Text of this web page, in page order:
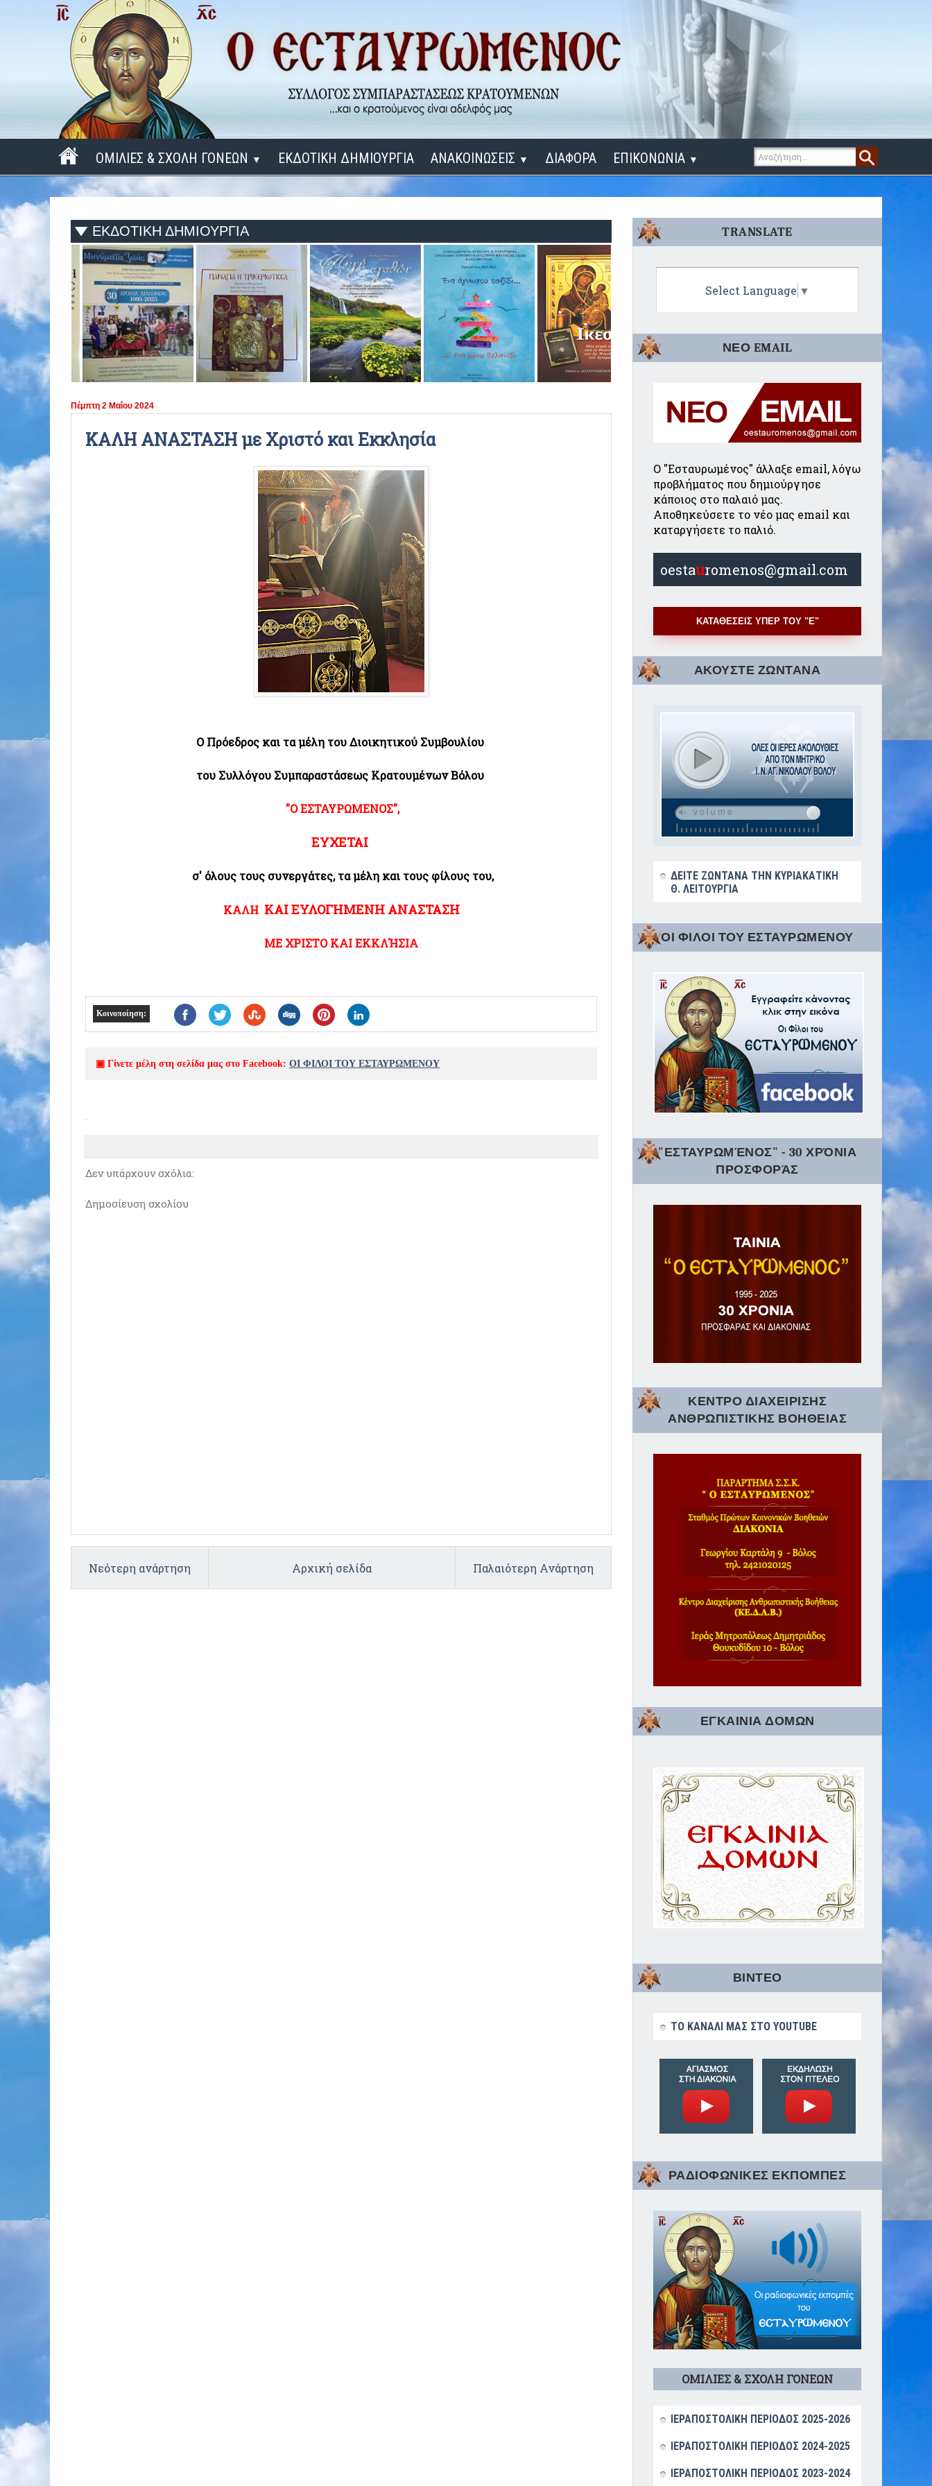
ΟΜΙΛΙΕΣ & ΣΧΟΛΗ ΓΟΝΕΩΝ ▼
ΠΕΡΙΟΔΟΣ 2025 - 2026
ΠΕΡΙΟΔΟΣ 2024 - 2025
ΠΕΡΙΟΔΟΣ 2023 - 2024
ΠΕΡΙΟΔΟΣ 2022 - 2023
ΠΕΡΙΟΔΟΣ 2021 - 2022
ΠΕΡΙΟΔΟΣ 2020 - 2021
ΕΚΔΟΤΙΚΗ ΔΗΜΙΟΥΡΓΙΑ ΑΝΑΚΟΙΝΩΣΕΙΣ ▼
ΔΙΔΑΞΟΝ ΜΕ, ΚΥΡΙΕ
ΓΙΑ ΤΟΥΣ ΜΙΚΡΟΥΣ ΜΑΣ ΦΙΛΟΥΣ
ΡΑΔΙΟΦΩΝΙΚΕΣ ΕΚΠΟΜΠΕΣ
ΒΙΝΤΕΟ
ΔΙΑΦΟΡΑ ΕΠΙΚΟΝΩΝΙΑ ▼
ΕΚΔΟΤΙΚΗ ΔΗΜΙΟΥΡΓΙΑ
Πέμπτη 2 Μαΐου 2024
ΚΑΛΗ ΑΝΑΣΤΑΣΗ με Χριστό και Εκκλησία
Ο Πρόεδρος και τα μέλη του Διοικητικού Συμβουλίου
του Συλλόγου Συμπαραστάσεως Κρατουμένων Βόλου
"Ο ΕΣΤΑΥΡΩΜΕΝΟΣ",
ΕΥΧΕΤΑΙ
σ' όλους τους συνεργάτες, τα μέλη και τους φίλους του,
ΚΑΛΗ ΚΑΙΕΥΛΟΓΗΜΕΝΗ ΑΝΑΣΤΑΣΗ
ΜΕ ΧΡΙΣΤΟ ΚΑΙ ΕΚΚΛΉΣΙΑ
Κοινοποίηση:
▣ Γίνετε μέλη στη σελίδα μας στο Facebook: ΟΙ ΦΙΛΟΙ ΤΟΥ ΕΣΤΑΥΡΩΜΕΝΟΥ
Δεν υπάρχουν σχόλια:
Δημοσίευση σχολίου
Νεότερη ανάρτηση Παλαιότερη Ανάρτηση
Αρχική σελίδα
TRANSLATE
Select Language ▼
ΝΕΟ EMAIL
Ο "Εσταυρωμένος" άλλαξε email, λόγω
προβλήματος που δημιούργησε
κάποιος στο παλαιό μας.
Αποθηκεύσετε το νέο μας email και
καταργήσετε το παλιό.
oestauromenos@gmail.com
ΚΑΤΑΘΕΣΕΙΣ ΥΠΕΡ ΤΟΥ "Ε"
ΑΚΟΥΣΤΕ ΖΩΝΤΑΝΑ
ΔΕΙΤΕ ΖΩΝΤΑΝΑ ΤΗΝ ΚΥΡΙΑΚΑΤΙΚΗ
Θ. ΛΕΙΤΟΥΡΓΙΑ
ΟΙ ΦΙΛΟΙ ΤΟΥ ΕΣΤΑΥΡΩΜΕΝΟΥ
"ΕΣΤΑΥΡΩΜΈΝΟΣ" - 30 ΧΡΌΝΙΑ
ΠΡΟΣΦΟΡΆΣ
ΚΕΝΤΡΟ ΔΙΑΧΕΙΡΙΣΗΣ
ΑΝΘΡΩΠΙΣΤΙΚΗΣ ΒΟΗΘΕΙΑΣ
ΕΓΚΑΙΝΙΑ ΔΟΜΩΝ
ΒΙΝΤΕΟ
ΤΟ ΚΑΝΑΛΙ ΜΑΣ ΣΤΟ YOUTUBE
ΡΑΔΙΟΦΩΝΙΚΕΣ ΕΚΠΟΜΠΕΣ
ΟΜΙΛΙΕΣ & ΣΧΟΛΗ ΓΟΝΕΩΝ
ΙΕΡΑΠΟΣΤΟΛΙΚΗ ΠΕΡΙΟΔΟΣ 2025-2026
ΙΕΡΑΠΟΣΤΟΛΙΚΗ ΠΕΡΙΟΔΟΣ 2024-2025
ΙΕΡΑΠΟΣΤΟΛΙΚΗ ΠΕΡΙΟΔΟΣ 2023-2024